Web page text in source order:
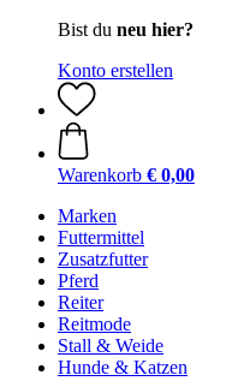
Bist du neu hier?
Konto erstellen
Warenkorb € 0,00
Marken
Futtermittel
Zusatzfutter
Pferd
Reiter
Reitmode
Stall & Weide
Hunde & Katzen